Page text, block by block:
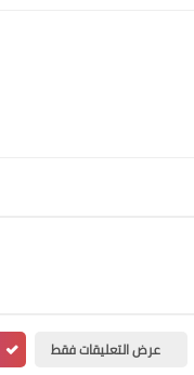
عرض التعليقات فقط